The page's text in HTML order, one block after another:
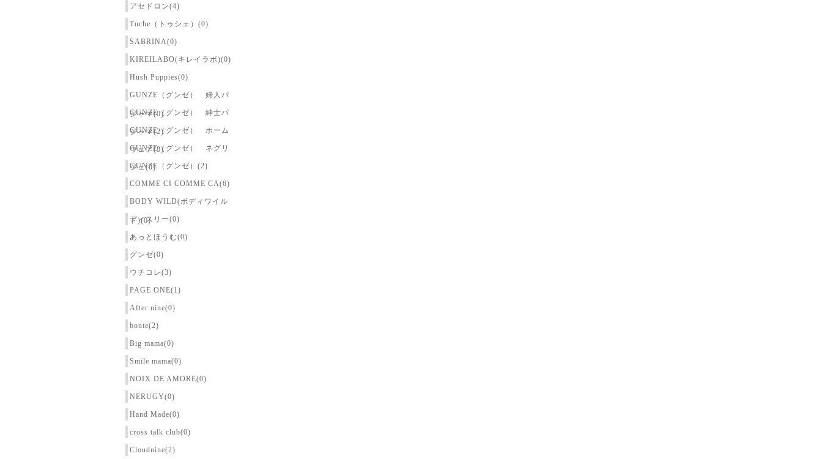
アセドロン(4)
Tuche（トゥシェ）(0)
SABRINA(0)
KIREILABO(キレイラボ)(0)
Hush Puppies(0)
GUNZE（グンゼ） 婦人パ
ジャマ(0)
GUNZE（グンゼ） 紳士パ
ジャマ(2)
GUNZE（グンゼ） ホーム
ウェア(8)
GUNZE（グンゼ） ネグリ
ジェ(0)
GUNZE（グンゼ）(2)
COMME CI COMME CA(6)
BODY WILD(ボディワイル
ド)(0)
ディスリー(0)
あっとほうむ(0)
グンゼ(0)
ウチコレ(3)
PAGE ONE(1)
After nine(0)
bonte(2)
Big mama(0)
Smile mama(0)
NOIX DE AMORE(0)
NERUGY(0)
Hand Made(0)
cross talk club(0)
Cloudnine(2)